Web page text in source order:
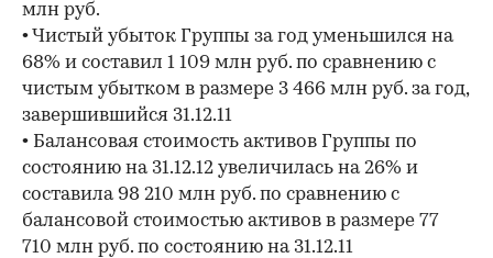
млн руб.
• Чистый убыток Группы за год уменьшился на
68% и составил 1 109 млн руб. по сравнению с
чистым убытком в размере 3 466 млн руб. за год,
завершившийся 31.12.11
• Балансовая стоимость активов Группы по
состоянию на 31.12.12 увеличилась на 26% и
составила 98 210 млн руб. по сравнению с
балансовой стоимостью активов в размере 77
710 млн руб. по состоянию на 31.12.11